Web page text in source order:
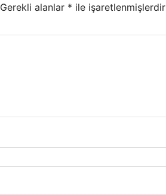
Gerekli alanlar * ile işaretlenmişlerdir